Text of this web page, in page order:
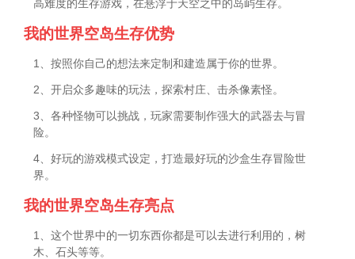
高难度的生存游戏，在悬浮于天空之中的岛屿生存。
我的世界空岛生存优势
1、按照你自己的想法来定制和建造属于你的世界。
2、开启众多趣味的玩法，探索村庄、击杀像素怪。
3、各种怪物可以挑战，玩家需要制作强大的武器去与冒
险。
4、好玩的游戏模式设定，打造最好玩的沙盒生存冒险世
界。
我的世界空岛生存亮点
1、这个世界中的一切东西你都是可以去进行利用的，树
木、石头等等。